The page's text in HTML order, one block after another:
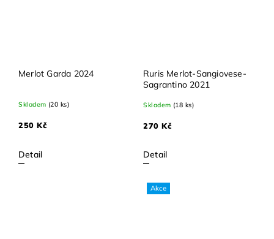
Merlot Garda 2024
Skladem (20 ks)
250 Kč
Detail
Ruris Merlot-Sangiovese-
Sagrantino 2021
Skladem (18 ks)
270 Kč
Detail
Akce